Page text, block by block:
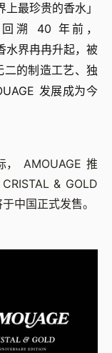
最珍贵的香水」
溯 40 年前，
水界冉冉升起，被
的制造工艺、独
发展成为今
AMOUAGE 推
& GOLD
中国正式发售。